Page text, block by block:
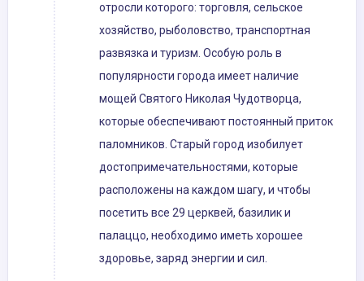
отросли которого: торговля, сельское
хозяйство, рыболовство, транспортная
развязка и туризм. Особую роль в
популярности города имеет наличие
мощей Святого Николая Чудотворца,
которые обеспечивают постоянный приток
паломников. Старый город изобилует
достопримечательностями, которые
расположены на каждом шагу, и чтобы
посетить все 29 церквей, базилик и
палаццо, необходимо иметь хорошее
здоровье, заряд энергии и сил.